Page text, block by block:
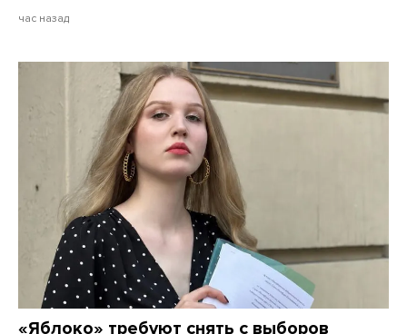
час назад
«Яблоко» требуют снять с выборов